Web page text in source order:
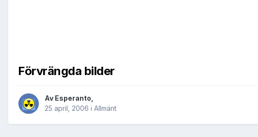
Förvrängda bilder
Av Esperanto
25 april, 2006 i Allmänt